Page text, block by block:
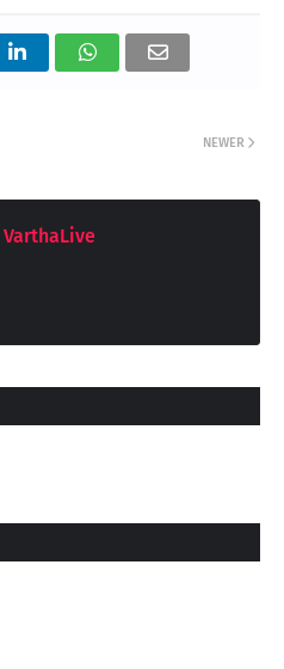
NEWER
VarthaLive